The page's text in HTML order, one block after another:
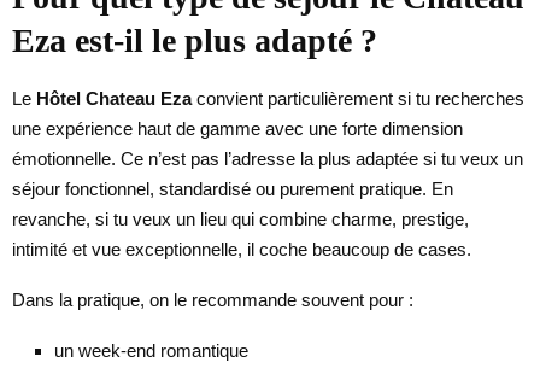
Eza est-il le plus adapté ?
Le Hôtel Chateau Ezaconvient particulièrement si tu recherches
une expérience haut de gamme avec une forte dimension
émotionnelle. Ce n’est pas l’adresse la plus adaptée si tu veux un
séjour fonctionnel, standardisé ou purement pratique. En
revanche, si tu veux un lieu qui combine charme, prestige,
intimité et vue exceptionnelle, il coche beaucoup de cases.
Dans la pratique, on le recommande souvent pour :
un week-end romantique